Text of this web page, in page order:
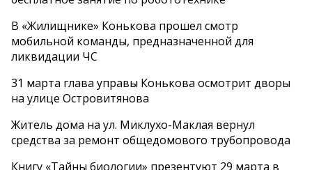
В «Жилищнике» Конькова прошел смотр
мобильной команды, предназначенной для
ликвидации ЧС
31 марта глава управы Конькова осмотрит дворы
на улице Островитянова
Житель дома на ул. Миклухо-Маклая вернул
средства за ремонт общедомового трубопровода
Книгу «Тайны биологии» презентуют 29 марта в